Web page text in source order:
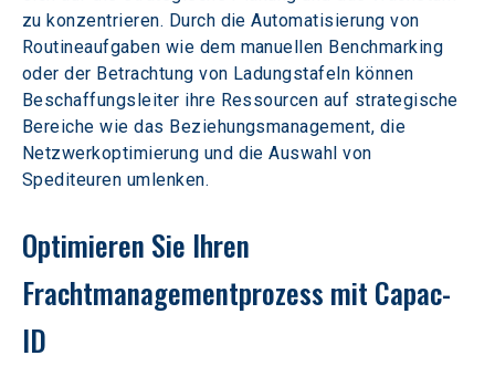
zu konzentrieren. Durch die Automatisierung von
Routineaufgaben wie dem manuellen Benchmarking
oder der Betrachtung von Ladungstafeln können
Beschaffungsleiter ihre Ressourcen auf strategische
Bereiche wie das Beziehungsmanagement, die
Netzwerkoptimierung und die Auswahl von
Spediteuren umlenken.
Optimieren Sie Ihren
Frachtmanagementprozess mit Capac-
ID